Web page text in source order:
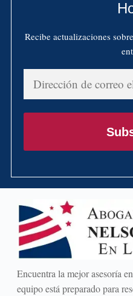
Recibe actualizaciones
Dirección
correo
Encuentra la mejor asesoría
equipo está preparado para